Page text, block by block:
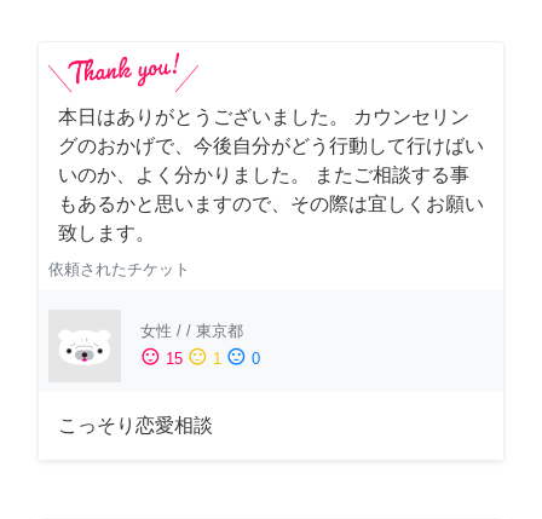
本日はありがとうございました。 カウンセリン
グのおかげで、今後自分がどう行動して行けばい
いのか、よく分かりました。 またご相談する事
もあるかと思いますので、その際は宜しくお願い
致します。
依頼されたチケット
女性 / / 東京都
sentiment_satisfied 15 sentiment_neutral 1 sentiment_dissatisfied 0
こっそり恋愛相談